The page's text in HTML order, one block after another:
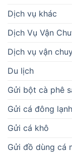
Dịch vụ khác
Dịch Vụ Vận
Dịch vụ vận
Du lịch
Gửi bột cà phê
Gửi cá đông lạnh
Gửi cá khô
Gửi đồ dùng cá